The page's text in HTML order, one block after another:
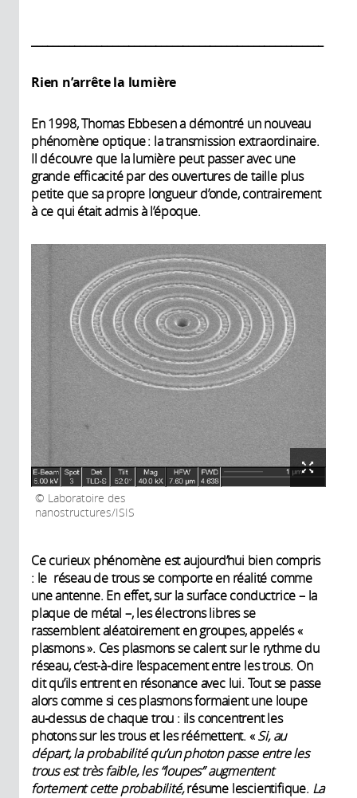
Rien n’arrête la lumière
En 1998, Thomas Ebbesen a démontré un nouveau
phénomène optique : la transmission extraordinaire.
Il découvre que la lumière peut passer avec une
grande efficacité par des ouvertures de taille plus
petite que sa propre longueur d’onde, contrairement
à ce qui était admis à l’époque.
Laboratoire des
nanostructures/ISIS
Ce curieux phénomène est aujourd’hui bien compris
: le réseau de trous se comporte en réalité comme
une antenne. En effet, sur la surface conductrice – la
plaque de métal –, les électrons libres se
rassemblent aléatoirement en groupes, appelés «
plasmons ». Ces plasmons se calent sur le rythme du
réseau, c’est-à-dire l’espacement entre les trous. On
dit qu’ils entrent en résonance avec lui. Tout se passe
alors comme si ces plasmons formaient une loupe
au-dessus de chaque trou : ils concentrent les
photons sur les trous et les réémettent. «Si, au
départ, la probabilité qu’un photon passe entre les
trous esttrès faible, les “loupes” augmentent
fortement cetteprobabilité,résume lescientifique. La